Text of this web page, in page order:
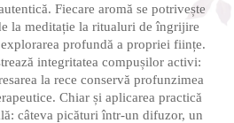
Fiecare aromă se potrivește
la meditație la ritualuri de îngrijire
profundă a propriei ființe.
integritatea compușilor activi:
la rece conservă profunzimea
Chiar și aplicarea practică
câteva picături într-un difuzor, un